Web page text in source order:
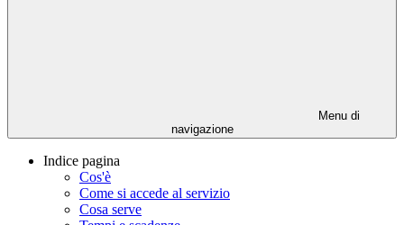
Menu di
navigazione
Indice pagina
Cos'è
Come si accede al servizio
Cosa serve